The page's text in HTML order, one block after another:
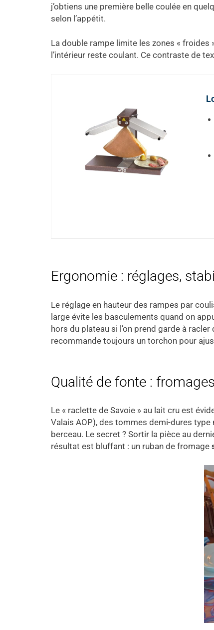
j’obtiens une première belle coulée en
selon l’appétit.
La double rampe limite les zones « froides
l’intérieur reste coulant. Ce contraste de
Ergonomie : réglages,
Le réglage en hauteur des rampes par
large évite les basculements quand on
hors du plateau si l’on prend garde à
recommande toujours un torchon pour
Qualité de fonte :
Le « raclette de Savoie » au lait cru est
Valais AOP), des tommes demi-dures
berceau. Le secret ? Sortir la pièce au
résultat est bluffant : un ruban de fromage